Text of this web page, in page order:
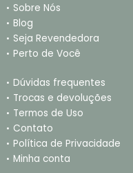
Sobre Nós
Blog
Seja Revendedora
Perto de Você
Dúvidas frequentes
Trocas e devoluções
Termos de Uso
Contato
Política de Privacidade
Minha conta